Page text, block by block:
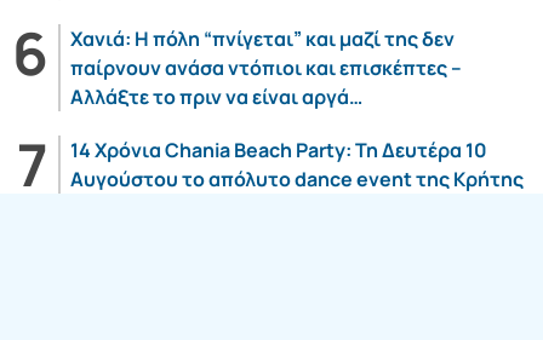
Χανιά: Η πόλη “πνίγεται” και μαζί της δεν
παίρνουν ανάσα ντόπιοι και επισκέπτες –
Αλλάξτε το πριν να είναι αργά…
14 Χρόνια Chania Beach Party: Τη Δευτέρα 10
Αυγούστου το απόλυτο dance event της Κρήτης